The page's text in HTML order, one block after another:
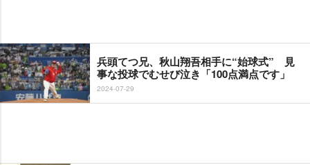
兵頭てつ兄、秋山翔吾相手に“始球式” 見
事な投球でむせび泣き「100点満点です」
2024-07-29